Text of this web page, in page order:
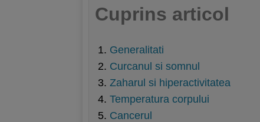
Cuprins articol
Generalitati
Curcanul si somnul
Zaharul si hiperactivitatea
Temperatura corpului
Cancerul